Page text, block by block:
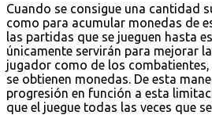
Cuando se consigue una cantidad
como para acumular monedas de
las partidas que se jueguen hasta
únicamente servirán para mejorar
jugador como de los
se obtienen monedas. De esta
progresión en función a esta
que el juegue todas las veces que se